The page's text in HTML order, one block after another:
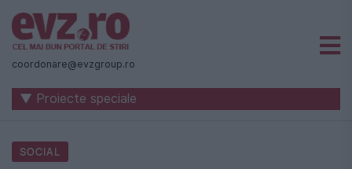
Știri
naționale
internaționale
România
coordonare@evzgroup.ro
▼ Proiecte speciale
SOCIAL